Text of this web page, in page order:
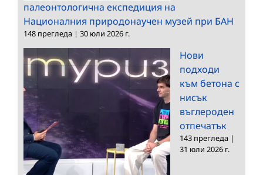
палеонтологична експедиция на
Националния природонаучен музей при БАН
148 прегледа | 30 юли 2026 г.
Нови
подходи
към бетона с
нисък
въглероден
отпечатък
143 прегледа |
31 юли 2026 г.